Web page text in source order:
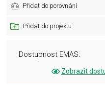
Přidat do porovnání
Přidat do projektu
Dostupnost EMAS:
Zobrazit